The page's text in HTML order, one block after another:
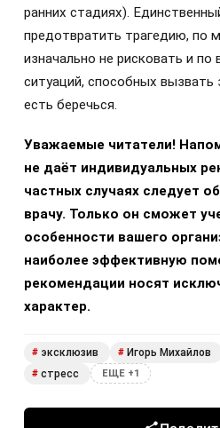
ранних стадиях).
предотвратить трагедию, по
изначально не рисковать и
ситуаций, способных вызвать
есть беречься.
Уважаемые читатели!
не даёт индивидуальных
частных случаях следует
врачу. Только он сможет
особенности вашего
наиболее эффективную
рекомендации носят
характер.
# эксклюзив # Игорь Михайлов
# стресс ЕЩЕ +1